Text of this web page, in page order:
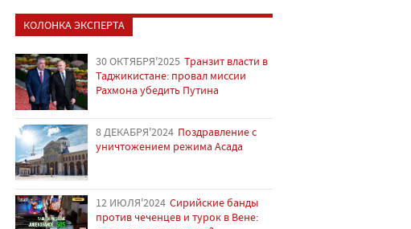
КОЛОНКА ЭКСПЕРТА
30 ОКТЯБРЯ'2025 Транзит власти в
Таджикистане: провал миссии
Рахмона убедить Путина
8 ДЕКАБРЯ'2024 Поздравление с
уничтожением режима Асада
12 ИЮЛЯ'2024 Сирийские банды
против чеченцев и турок в Вене: